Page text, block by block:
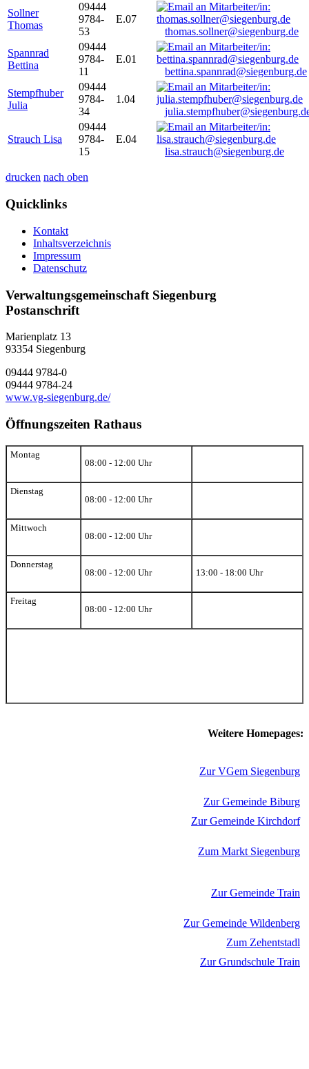
Sollner
Thomas
09444
9784-
53
E.07
thomas.sollner@siegenburg.de
Spannrad
Bettina
09444
9784-
11
E.01
bettina.spannrad@siegenburg.de
Stempfhuber
Julia
09444
9784-
34
1.04
Strauch Lisa
09444
9784-
15
E.04
lisa.strauch@siegenburg.de
drucken nach oben
Quicklinks
Kontakt
Inhaltsverzeichnis
Impressum
Datenschutz
Verwaltungsgemeinschaft Siegenburg
Postanschrift
Marienplatz 13
93354 Siegenburg
09444 9784-0
09444 9784-24
www.vg-siegenburg.de/
Öffnungszeiten Rathaus
Montag
08:00 - 12:00 Uhr
Dienstag
08:00 - 12:00 Uhr
Mittwoch
08:00 - 12:00 Uhr
Donnerstag
08:00 - 12:00 Uhr
13:00 - 18:00 Uhr
Freitag
08:00 - 12:00 Uhr
Weitere Homepages:
Zur VGem Siegenburg
Zur Gemeinde Biburg
Zur Gemeinde Kirchdorf
Zum Markt Siegenburg
Zur Gemeinde Train
Zur Gemeinde Wildenberg
Zum Zehentstadl
Zur Grundschule Train